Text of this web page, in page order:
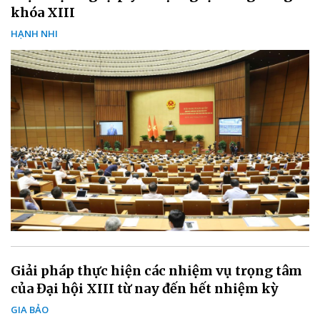
khóa XIII
HẠNH NHI
Giải pháp thực hiện các nhiệm vụ trọng tâm
của Đại hội XIII từ nay đến hết nhiệm kỳ
GIA BẢO